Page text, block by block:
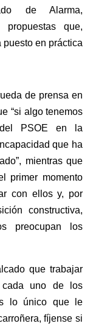
de Alarma,
que,
en práctica
de prensa en
“si algo tenemos
PSOE en la
que ha
mientras que
primer momento
con ellos y, por
constructiva,
preocupan los
que trabajar
uno de los
lo único que le
fíjense si